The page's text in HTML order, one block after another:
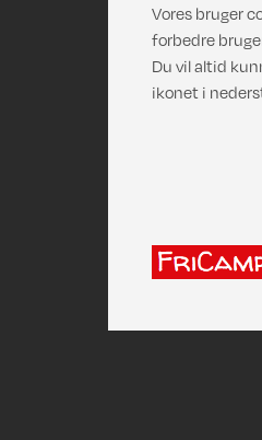
Vores bruger
forbedre
Du vil altid
ikonet i